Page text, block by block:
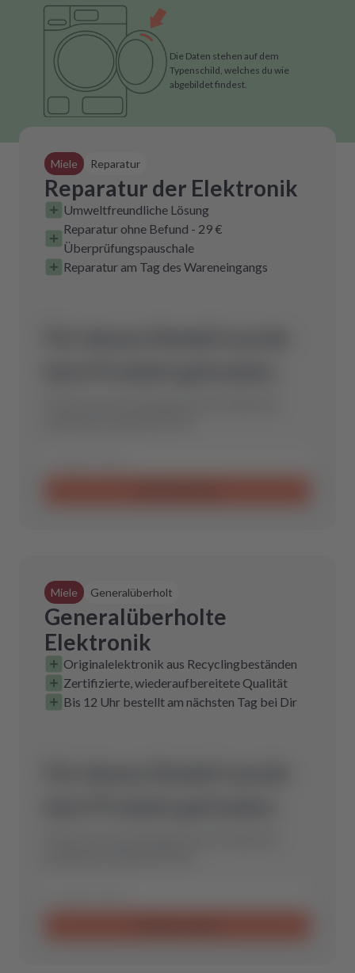
Die Daten stehen auf dem
Typenschild, welches du wie
abgebildet findest.
Miele Reparatur
Reparatur der Elektronik
Umweltfreundliche Lösung
Reparatur ohne Befund - 29 €
Überprüfungspauschale
Reparatur am Tag des Wareneingangs
Miele Generalüberholt
Generalüberholte
Elektronik
Originalelektronik aus Recyclingbeständen
Zertifizierte, wiederaufbereitete Qualität
Bis 12 Uhr bestellt am nächsten Tag bei Dir